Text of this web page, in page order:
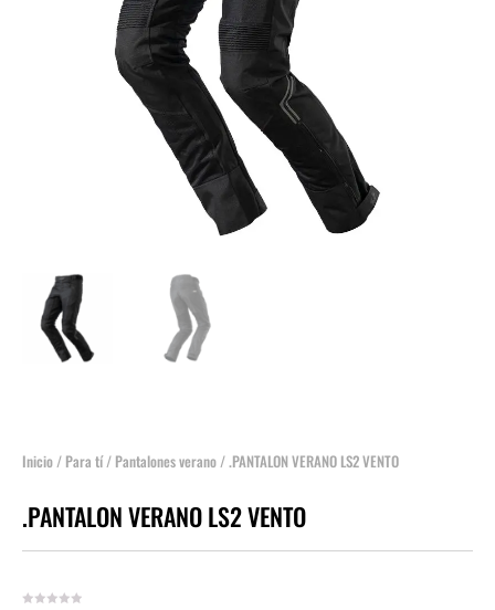
Inicio / Para tí/ Pantalones verano / .PANTALON VERANO LS2 VENTO
.PANTALON VERANO LS2 VENTO